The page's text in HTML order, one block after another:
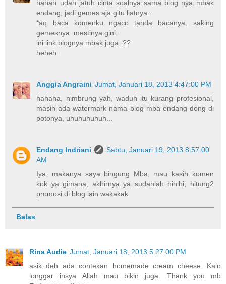
hahah udah jatuh cinta soalnya sama blog nya mbak
endang, jadi gemes aja gitu liatnya..
*aq baca komenku ngaco tanda bacanya, saking
gemesnya..mestinya gini..
ini link blognya mbak juga..??
heheh..
Anggia Angraini Jumat, Januari 18, 2013 4:47:00 PM
hahaha, nimbrung yah, waduh itu kurang profesional,
masih ada watermark nama blog mba endang dong di
potonya, uhuhuhuhuh...
Endang Indriani
Sabtu, Januari 19, 2013 8:57:00
AM
Iya, makanya saya bingung Mba, mau kasih komen
kok ya gimana, akhirnya ya sudahlah hihihi, hitung2
promosi di blog lain wakakak
Balas
Rina Audie Jumat, Januari 18, 2013 5:27:00 PM
asik deh ada contekan homemade cream cheese. Kalo
longgar insya Allah mau bikin juga. Thank you mb